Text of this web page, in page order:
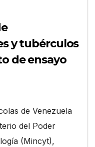
y tubérculos
de ensayo
de Venezuela
del Poder
(Mincyt),